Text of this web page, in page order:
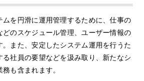
ムを円滑に運用管理するために、仕事の
どのスケジュール管理、ユーザー情報の
。また、安定したシステム運用を行うた
る社員の要望などを汲み取り、新たなシ
も含まれます。